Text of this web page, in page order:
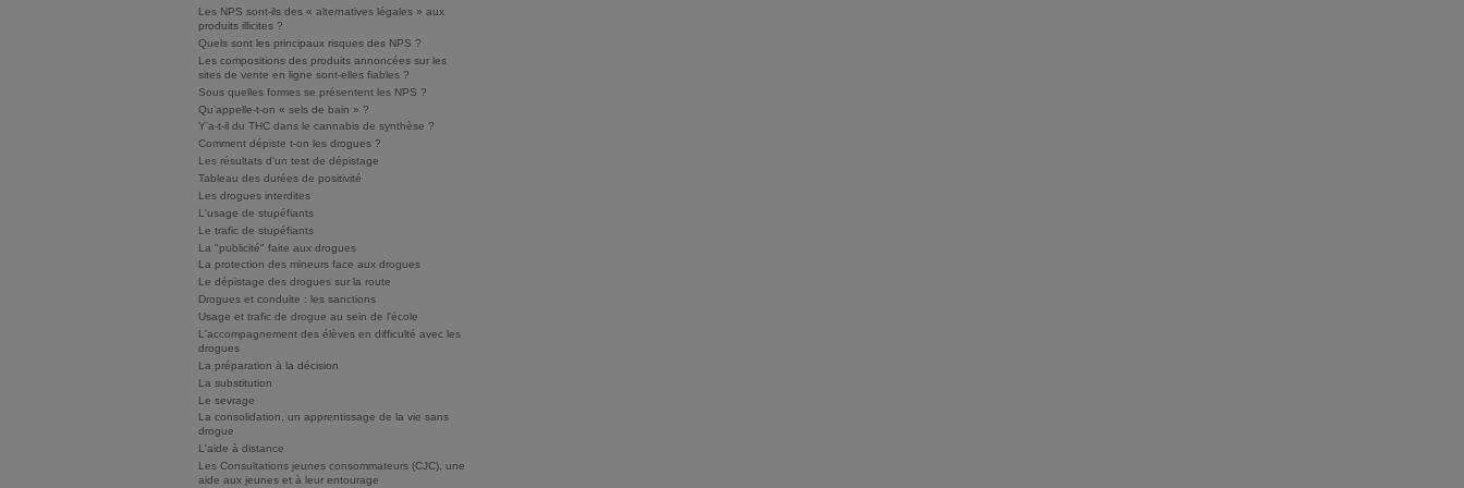
Les NPS sont-ils des « alternatives légales » aux
produits illicites ?
Quels sont les principaux risques des NPS ?
Les compositions des produits annoncées sur les
sites de vente en ligne sont-elles fiables ?
Sous quelles formes se présentent les NPS ?
Qu’appelle-t-on « sels de bain » ?
Y’a-t-il du THC dans le cannabis de synthèse ?
Comment dépiste t-on les drogues ?
Les résultats d'un test de dépistage
Tableau des durées de positivité
Les drogues interdites
L'usage de stupéfiants
Le trafic de stupéfiants
La "publicité" faite aux drogues
La protection des mineurs face aux drogues
Le dépistage des drogues sur la route
Drogues et conduite : les sanctions
Usage et trafic de drogue au sein de l'école
L'accompagnement des élèves en difficulté avec les
drogues
La préparation à la décision
La substitution
Le sevrage
La consolidation, un apprentissage de la vie sans
drogue
L'aide à distance
Les Consultations jeunes consommateurs (CJC), une
aide aux jeunes et à leur entourage